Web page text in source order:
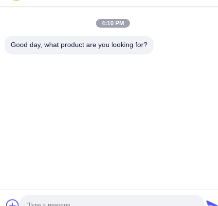
christine_baler@126.com
中国
4:10 PM
Good day, what product are you looking for?